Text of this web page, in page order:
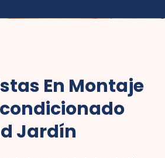
En Montaje
Jardín